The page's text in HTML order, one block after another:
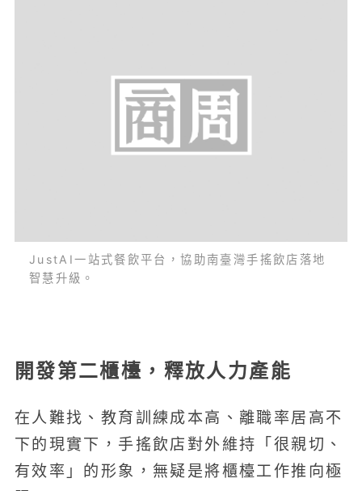
JustAI一站式餐飲平台，協助南臺灣手搖飲店落地
智慧升級。
開發第二櫃檯，釋放人力產能
在人難找、教育訓練成本高、離職率居高不
下的現實下，手搖飲店對外維持「很親切、
有效率」的形象，無疑是將櫃檯工作推向極